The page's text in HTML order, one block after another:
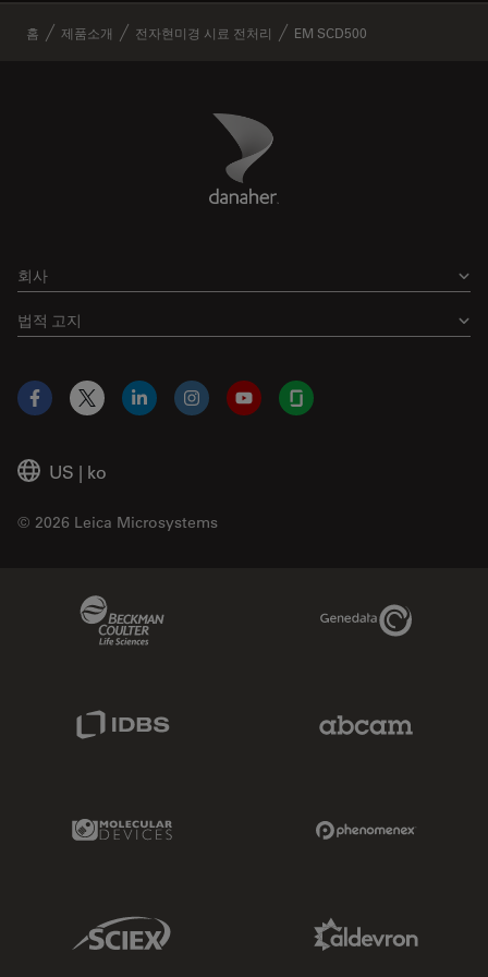
홈 제품소개 전자현미경 시료 전처리 EM SCD500
Danaher Logo
회사
법적 고지
US | ko
© 2026 Leica Microsystems
Facebook
X LinkedInInstagramYouTubeGlassdoor
Genedata Link
IDBS Link
Molecular Devices Link
Sciex Link